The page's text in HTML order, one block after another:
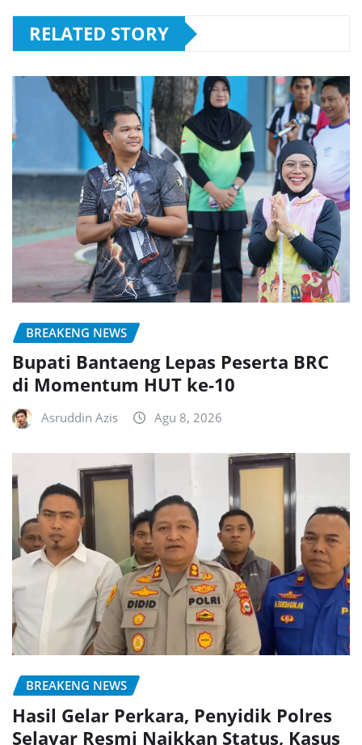
RELATED STORY
BREAKENG NEWS
Bupati Bantaeng Lepas Peserta BRC
di Momentum HUT ke-10
Asruddin Azis Agu 8, 2026
BREAKENG NEWS
Hasil Gelar Perkara, Penyidik Polres
Selayar Resmi Naikkan Status, Kasus